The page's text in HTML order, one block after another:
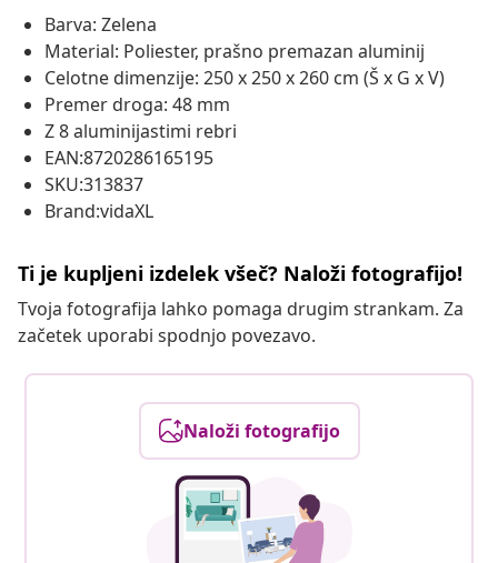
Barva: Zelena
Material: Poliester, prašno premazan aluminij
Celotne dimenzije: 250 x 250 x 260 cm (Š x G x V)
Premer droga: 48 mm
Z 8 aluminijastimi rebri
EAN:8720286165195
SKU:313837
Brand:vidaXL
Ti je kupljeni izdelek všeč? Naloži fotografijo!
Tvoja fotografija lahko pomaga drugim strankam. Za
začetek uporabi spodnjo povezavo.
Naloži fotografijo